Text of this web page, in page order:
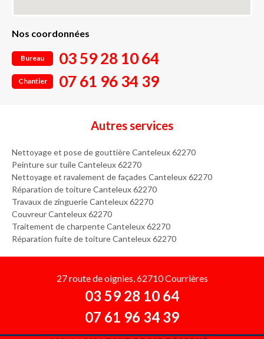
Nos coordonnées
Bureau 03 59 28 10 64
Chantier 07 61 96 34 39
Autres services
Nettoyage et pose de gouttière Canteleux 62270
Peinture sur tuile Canteleux 62270
Nettoyage et ravalement de façades Canteleux 62270
Réparation de toiture Canteleux 62270
Travaux de zinguerie Canteleux 62270
Couvreur Canteleux 62270
Traitement de charpente Canteleux 62270
Réparation fuite de toiture Canteleux 62270
27 route de oignies, 62710 Courrières
03 59 28 10 64
07 61 96 34 39